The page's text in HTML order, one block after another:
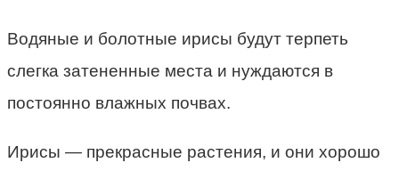
Водяные и болотные ирисы будут терпеть
слегка затененные места и нуждаются в
постоянно влажных почвах.
Ирисы — прекрасные растения, и они хорошо